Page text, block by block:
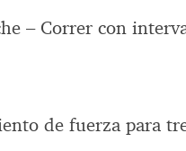
– Correr con
de fuerza para